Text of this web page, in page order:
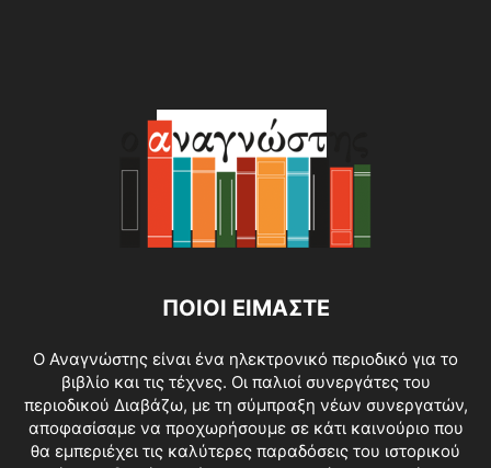
ΠΟΙΟΙ ΕΙΜΑΣΤΕ
O Αναγνώστης είναι ένα ηλεκτρονικό περιοδικό για το
βιβλίο και τις τέχνες. Οι παλιοί συνεργάτες του
περιοδικού Διαβάζω, με τη σύμπραξη νέων συνεργατών,
αποφασίσαμε να προχωρήσουμε σε κάτι καινούριο που
θα εμπεριέχει τις καλύτερες παραδόσεις του ιστορικού